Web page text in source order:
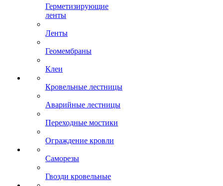
Герметизирующие
ленты
Ленты
Геомембраны
Клеи
Кровельные лестницы
Аварийные лестницы
Переходные мостики
Ограждение кровли
Саморезы
Гвозди кровельные